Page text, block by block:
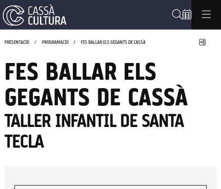
PRESENTACIÓ PROGRAMACIÓ FES BALLAR ELS GEGANTS DE CASSÀ
FES BALLAR ELS
GEGANTS DE CASSÀ
TALLER INFANTIL DE SANTA
TECLA